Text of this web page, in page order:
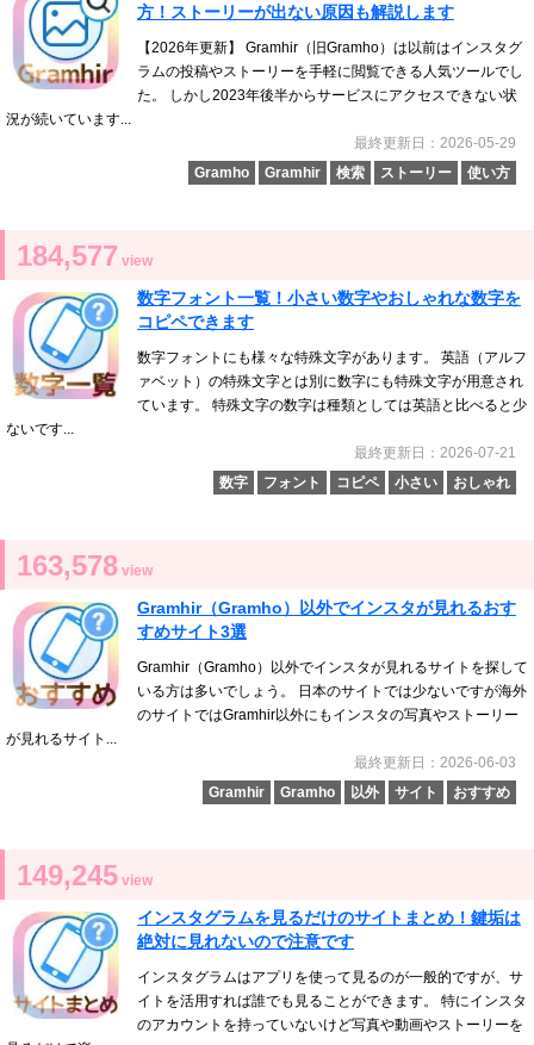
方！ストーリーが出ない原因も解説します
【2026年更新】 Gramhir（旧Gramho）は以前はインスタグ
ラムの投稿やストーリーを手軽に閲覧できる人気ツールでし
た。 しかし2023年後半からサービスにアクセスできない状
況が続いています...
最終更新日：2026-05-29
Gramho
Gramhir 検索 ストーリー 使い方
184,577 view
数字フォント一覧！小さい数字やおしゃれな数字を
コピペできます
数字フォントにも様々な特殊文字があります。 英語（アルフ
ァベット）の特殊文字とは別に数字にも特殊文字が用意され
ています。 特殊文字の数字は種類としては英語と比べると少
ないです...
最終更新日：2026-07-21
数字
フォント コピペ 小さい おしゃれ
163,578 view
Gramhir（Gramho）以外でインスタが見れるおす
すめサイト3選
Gramhir（Gramho）以外でインスタが見れるサイトを探して
いる方は多いでしょう。 日本のサイトでは少ないですが海外
のサイトではGramhir以外にもインスタの写真やストーリー
が見れるサイト...
最終更新日：2026-06-03
Gramhir
Gramho 以外 サイト おすすめ
149,245 view
インスタグラムを見るだけのサイトまとめ！鍵垢は
絶対に見れないので注意です
インスタグラムはアプリを使って見るのが一般的ですが、サ
イトを活用すれば誰でも見ることができます。 特にインスタ
のアカウントを持っていないけど写真や動画やストーリーを